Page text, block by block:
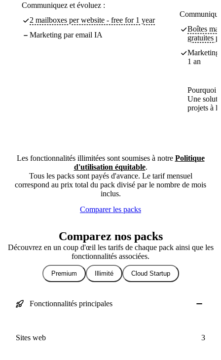
Communiquez et évoluez :
2 mailboxes per website - free for 1 year
Marketing par email IA
Boîtes
gratuites
Marketing
1 an
Pourquoi
Une
projets à
Les fonctionnalités illimitées sont soumises à notre Politique
d'utilisation équitable.
Tous les packs sont payés d'avance. Le tarif mensuel
correspond au prix total du pack divisé par le nombre de mois
inclus.
Comparer les packs
Comparez nos packs
Découvrez en un coup d'œil les tarifs de chaque pack ainsi que les
fonctionnalités associées.
Premium Illimité Cloud Startup
Fonctionnalités principales
sites web 3